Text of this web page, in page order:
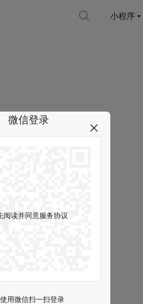
小程序
微信登录
阅读并同意服务协议
用微信扫一扫登录